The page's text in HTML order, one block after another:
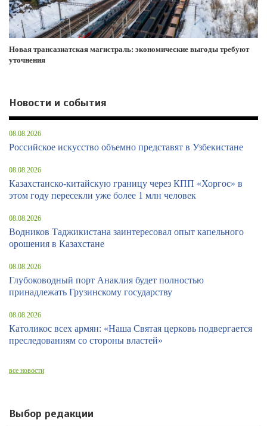
Новая трансазиатская магистраль: экономические выгоды требуют
уточнения
Новости и события
08.08.2026
Российское искусство объемно представят в Узбекистане
08.08.2026
Казахстанско-китайскую границу через КПП «Хоргос» в
этом году пересекли уже более 1 млн человек
08.08.2026
Водников Таджикистана заинтересовал опыт капельного
орошения в Казахстане
08.08.2026
Глубоководный порт Анаклия будет полностью
принадлежать Грузинскому государству
08.08.2026
Католикос всех армян: «Наша Святая церковь подвергается
преследованиям со стороны властей»
все новости
Выбор редакции